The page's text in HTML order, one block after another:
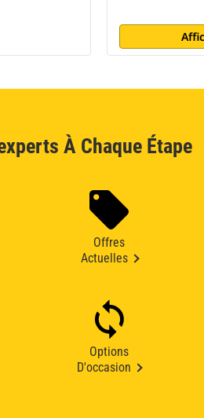
À Chaque Étape
Offres
Actuelles
Options
D'occasion